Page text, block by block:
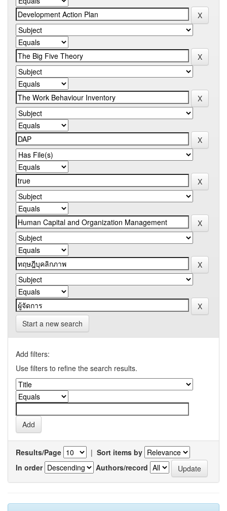
Start a new search
Add filters:
Use filters to refine the search results.
Results/Page | Sort items by
In order
Authors/record